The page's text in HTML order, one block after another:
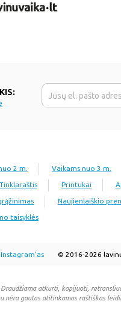
2 m. Vaikams nuo 3 m.
Tinklaraštis Printukai
Naujienlaiškio
taisyklės
Instagram'as © 2016-2026
atkurti, kopijuoti,
nėra gautas atitinkamas raštiškas